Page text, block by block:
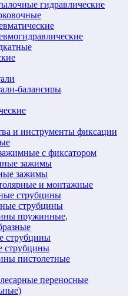
гидравлические
балансиры
и инструменты фиксации
с фиксатором
зажимы
зажимы
и монтажные
струбцины
струбцины
пружинные,
струбцины
струбцины
пистолетные
переносные